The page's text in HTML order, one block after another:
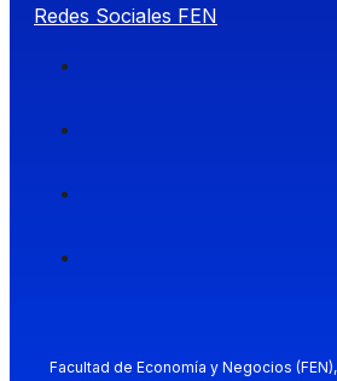
Redes Sociales FEN
Facultad de Economía y Negocios